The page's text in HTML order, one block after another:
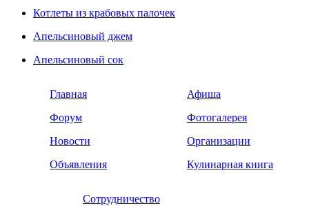
Котлеты из крабовых палочек
Апельсиновый джем
Апельсиновый сок
Главная
Форум
Новости
Объявления
Афиша
Фотогалерея
Организации
Кулинарная книга
Сотрудничество